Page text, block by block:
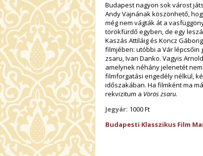
Budapest nagyon sok várost
Andy Vajnának köszönhető,
még nem vágták át a
törökfürdő egyben, de egy
Kaszás Attiláig és Koncz
filmjében: utóbbi a Vár
zsaru, Ivan Danko. Vagyis
amelynek néhány jelenetét
filmforgatási engedély nélkül,
időszakában. Ha filmként ma
rekvizitum a Vörös zsaru.
Jegyár: 1000 Ft
Budapesti Klasszikus Film